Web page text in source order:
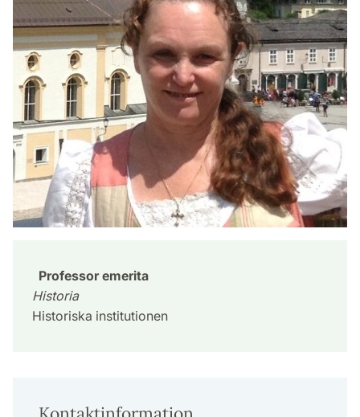
Professor emerita
Historia
Historiska institutionen